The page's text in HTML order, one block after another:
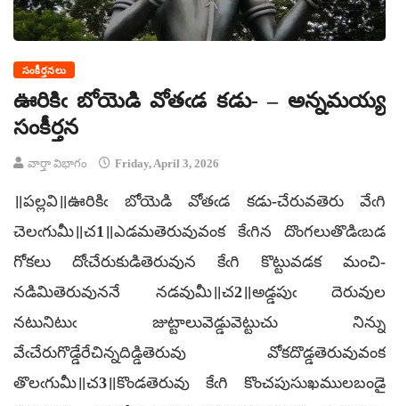
సంకీర్తనలు
ఊరికిఁ బోయెడి వోతఁడ కడు- – అన్నమయ్య
సంకీర్తన
వార్తా విభాగం Friday, April 3, 2026
॥పల్లవి॥ఊరికిఁ బోయెడి వోతఁడ కడు-చేరువతెరు వేఁగి
చెలఁగుమీ॥చ1॥ఎడమతెరువువంక కేఁగిన దొంగలుతొడిఁబడ
గోకలు దోఁచేరుకుడితెరువున కేఁగి కొట్టువడక మంచి-
నడిమితెరువుననే నడవుమీ॥చ2॥అడ్డపుఁ దెరువుల
నటునిటుఁ జుట్టాలువెడ్డువెట్టుచు నిన్ను
వేఁచేరుగొడ్డేరేచిన్నదిడ్డితెరువు వోకదొడ్డతెరువువంక
తొలఁగుమీ॥చ3॥కొండతెరువు కేఁగి కొంచపుసుఖములబండై